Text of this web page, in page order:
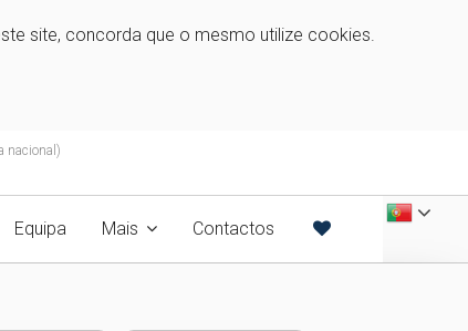
site, concorda que o mesmo utilize cookies.
nacional)
Equipa Mais Contactos